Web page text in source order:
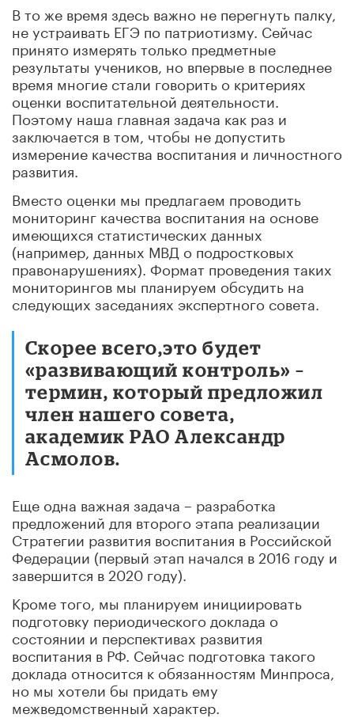
В то же время здесь важно не перегнуть палку,
не устраивать ЕГЭ по патриотизму. Сейчас
принято измерять только предметные
результаты учеников, но впервые в последнее
время многие стали говорить о критериях
оценки воспитательной деятельности.
Поэтому наша главная задача как раз и
заключается в том, чтобы не допустить
измерение качества воспитания и личностного
развития.
Вместо оценки мы предлагаем проводить
мониторинг качества воспитания на основе
имеющихся статистических данных
(например, данных МВД о подростковых
правонарушениях). Формат проведения таких
мониторингов мы планируем обсудить на
следующих заседаниях экспертного совета.
Скорее всего,это будет
«развивающий контроль» –
термин, который предложил
член нашего совета,
академик РАО Александр
Асмолов.
Еще одна важная задача – разработка
предложений для второго этапа реализации
Стратегии развития воспитания в Российской
Федерации (первый этап начался в 2016 году и
завершится в 2020 году).
Кроме того, мы планируем инициировать
подготовку периодического доклада о
состоянии и перспективах развития
воспитания в РФ. Сейчас подготовка такого
доклада относится к обязанностям Минпроса,
но мы хотели бы придать ему
межведомственный характер.